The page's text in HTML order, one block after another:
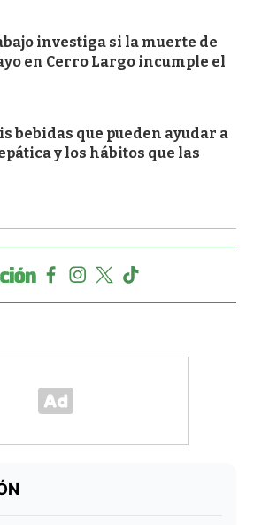
investiga si la muerte de
en Cerro Largo incumple el
bebidas que pueden ayudar a
y los hábitos que las